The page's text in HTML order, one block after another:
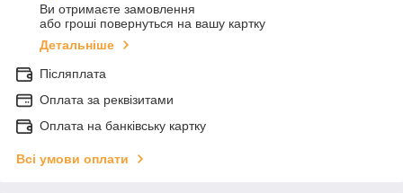
Ви отримаєте замовлення
або гроші повернуться на вашу картку
Детальніше
Післяплата
Оплата за реквізитами
Оплата на банківську картку
Всі умови оплати